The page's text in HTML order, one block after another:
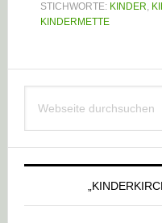
STICHWORTE: KINDER,
KINDERMETTE
Haupt-
Sidebar
durchsuchen